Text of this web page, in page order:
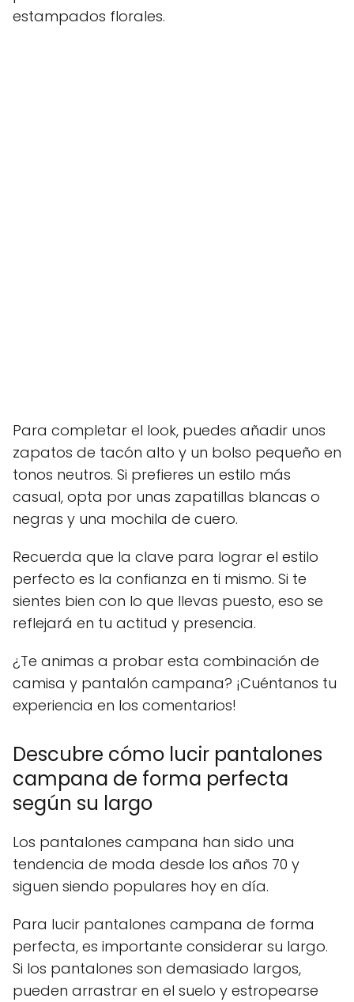
estampados florales.
Para completar el look, puedes añadir unos
zapatos de tacón alto y un bolso pequeño en
tonos neutros. Si prefieres un estilo más
casual, opta por unas zapatillas blancas o
negras y una mochila de cuero.
Recuerda que la clave para lograr el estilo
perfecto es la confianza en ti mismo. Si te
sientes bien con lo que llevas puesto, eso se
reflejará en tu actitud y presencia.
¿Te animas a probar esta combinación de
camisa y pantalón campana? ¡Cuéntanos tu
experiencia en los comentarios!
Descubre cómo lucir pantalones
campana de forma perfecta
según su largo
Los pantalones campana han sido una
tendencia de moda desde los años 70 y
siguen siendo populares hoy en día.
Para lucir pantalones campana de forma
perfecta, es importante considerar su largo.
Si los pantalones son demasiado largos,
pueden arrastrar en el suelo y estropearse